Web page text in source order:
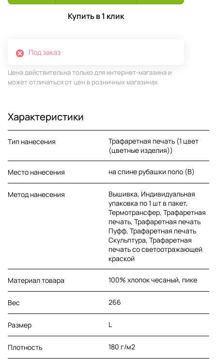
Купить в 1 клик
Под заказ
Цена действительна только для интернет-магазина и
может отличаться от цен в розничных магазинах
Характеристики
Тип нанесения
Трафаретная печать (1 цвет
(цветные изделия))
Место нанесения на спине рубашки поло (B)
Метод нанесения
Вышивка, Индивидуальная
упаковка по 1 шт в пакет,
Термотрансфер, Трафаретная
печать, Трафаретная печать
Пуфф, Трафаретная печать
Скульптура, Трафаретная
печать со светоотражающей
краской
Материал товара 100% хлопок чесаный, пике
Вес 266
Размер L
Плотность 180 г/м2